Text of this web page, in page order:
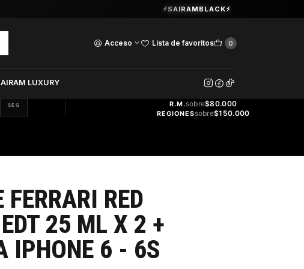
Acceso Lista de favoritos 0
LUXURY
Guardia Vieja 202. Oficina 102.Ver Horarios
⚡SAIRAMBLACK⚡
13
SEG
GRATIS
R.M.sobre$80.000
REGIONESsobre$150.000
FERRARI RED
25 ML X 2 +
IPHONE 6 - 6S